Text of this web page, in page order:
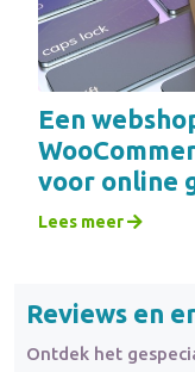
Een
voor online
Lees meer
Reviews en
Ontdek het